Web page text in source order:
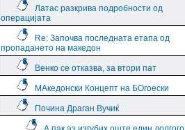
Латас разкрива подробности од
операцијата
Re: Започва последната етапа од
пропадането на македон
Венко се отказва, за втори пат
МАкедонски Концепт на БОгоески
Почина Драган Вучиќ